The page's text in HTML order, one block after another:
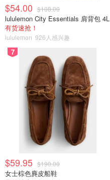
$54.00 $108.00
lululemon City Essentials 肩背包 4L
有货速抢！
lululemon 926人感兴趣
7
$59.95 $190.00
女士棕色麂皮船鞋